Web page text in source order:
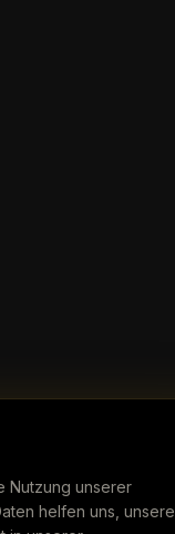
Nutzung unserer
helfen uns, unsere